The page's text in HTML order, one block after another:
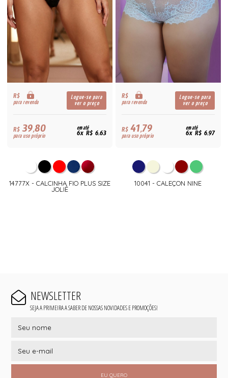
R$
para revenda
Logue-se para
ver o preço
R$39,80
para uso próprio
em até
6x R$ 6,63
14777X - CALCINHA FIO PLUS SIZE
JOLIÊ
R$
para revenda
Logue-se para
ver o preço
R$41,79
para uso próprio
em até
6x R$ 6,97
10041 - CALEÇON NINE
NEWSLETTER
SEJA A PRIMEIRA A SABER DE NOSSAS NOVIDADES E PROMOÇÕES!
EU QUERO